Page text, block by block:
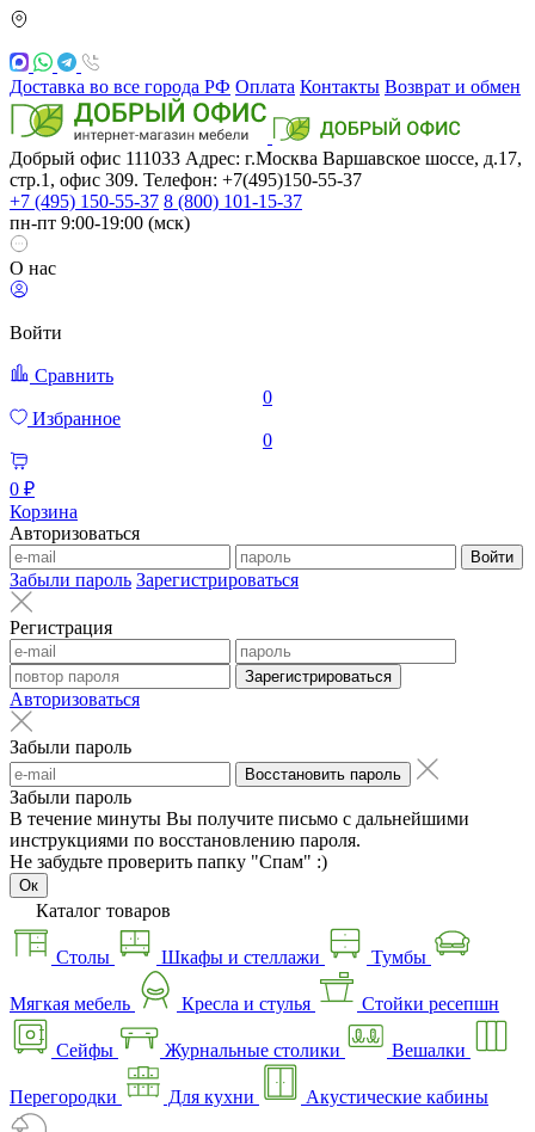
Доставка во все города РФ Оплата Контакты Возврат и обмен
Добрый офис 111033 Адрес: г.Москва Варшавское шоссе, д.17,
стр.1, офис 309. Телефон: +7(495)150-55-37
+7 (495) 150-55-37 8 (800) 101-15-37
пн-пт 9:00-19:00 (мск)
О нас
Войти
Сравнить
0
Избранное
0
0 ₽
Корзина
Авторизоваться
Войти
Забыли пароль Зарегистрироваться
Регистрация
Зарегистрироваться
Авторизоваться
Забыли пароль
Восстановить пароль
Забыли пароль
В течение минуты Вы получите письмо с дальнейшими
инструкциями по восстановлению пароля.
Не забудьте проверить папку "Спам" :)
Ок
Каталог товаров
Столы Шкафы и стеллажи Тумбы
Мягкая мебель Кресла и стулья Стойки ресепшн
Сейфы Журнальные столики Вешалки
Перегородки Для кухни Акустические кабины